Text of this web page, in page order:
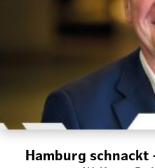
Hamburg schnackt